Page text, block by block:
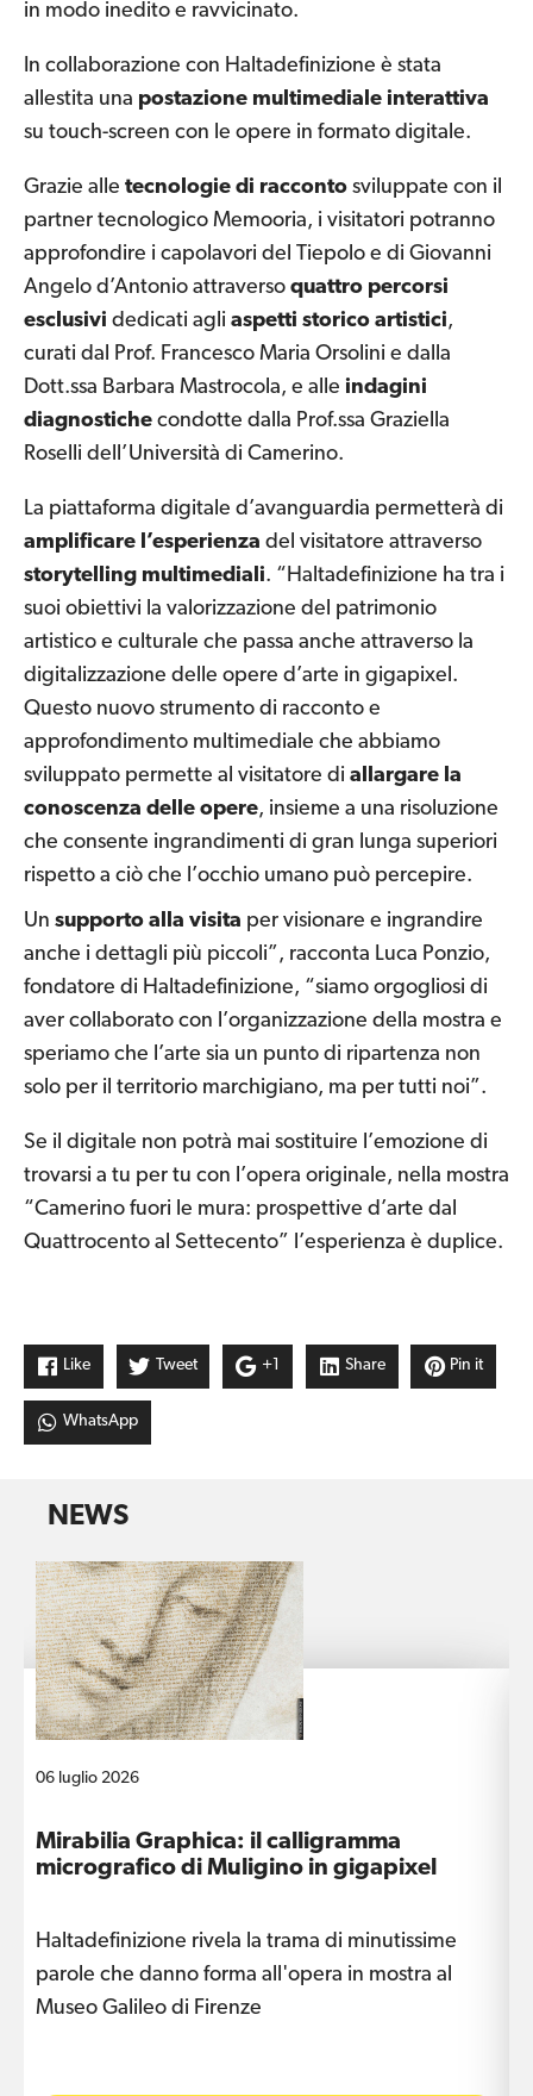
in modo inedito e ravvicinato.
In collaborazione con Haltadefinizione è stata
allestita una postazione multimediale interattiva
su touch-screen con le opere in formato digitale.
Grazie alle tecnologie di racconto sviluppate con il
partner tecnologico Memooria, i visitatori potranno
approfondire i capolavori del Tiepolo e di Giovanni
Angelo d’Antonio attraverso quattro percorsi
esclusivi dedicati agli aspetti storico artistici,
curati dal Prof. Francesco Maria Orsolini e dalla
Dott.ssa Barbara Mastrocola, e alle indagini
diagnostiche condotte dalla Prof.ssa Graziella
Roselli dell’Università di Camerino.
La piattaforma digitale d’avanguardia permetterà di
amplificare l’esperienza del visitatore attraverso
storytelling multimediali. “Haltadefinizione ha tra i
suoi obiettivi la valorizzazione del patrimonio
artistico e culturale che passa anche attraverso la
digitalizzazione delle opere d’arte in gigapixel.
Questo nuovo strumento di racconto e
approfondimento multimediale che abbiamo
sviluppato permette al visitatore di allargare la
conoscenza delle opere, insieme a una risoluzione
che consente ingrandimenti di gran lunga superiori
rispetto a ciò che l’occhio umano può percepire.
Un supporto alla visita per visionare e ingrandire
anche i dettagli più piccoli”, racconta Luca Ponzio,
fondatore di Haltadefinizione, “siamo orgogliosi di
aver collaborato con l’organizzazione della mostra e
speriamo che l’arte sia un punto di ripartenza non
solo per il territorio marchigiano, ma per tutti noi”.
Se il digitale non potrà mai sostituire l’emozione di
trovarsi a tu per tu con l’opera originale, nella mostra
“Camerino fuori le mura: prospettive d’arte dal
Quattrocento al Settecento” l’esperienza è duplice.
Like Tweet +1 Share Pin it
WhatsApp
NEWS
06 luglio 2026
Mirabilia Graphica: il calligramma
micrografico di Muligino in gigapixel
Haltadefinizione rivela la trama di minutissime
parole che danno forma all'opera in mostra al
Museo Galileo di Firenze